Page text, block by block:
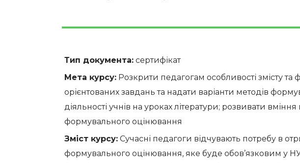
Тип документа: сертифікат
Мета курсу: Розкрити педагогам особливості змісту
орієнтованих завдань та надати варіанти методів
діяльності учнів на уроках літератури; розвивати
формувального оцінювання
Зміст курсу: Сучасні педагоги відчувають потребу в
формувального оцінювання, яке буде обов’язковим у